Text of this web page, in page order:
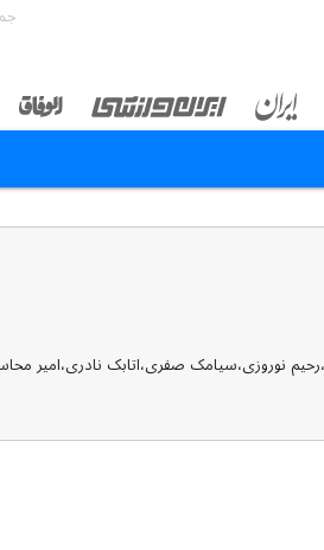
جمعه،
نوروزی،سیامک صفری،اتابک نادری،امیر